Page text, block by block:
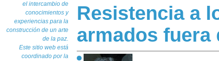
el intercambio de
conocimientos y
experiencias para la
construcción de un arte
de la paz.
Este sitio web está
coordinado por la
Resistencia a
armados fuera